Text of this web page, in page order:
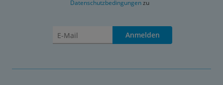
Datenschutzbedingungenzu
Anmelden